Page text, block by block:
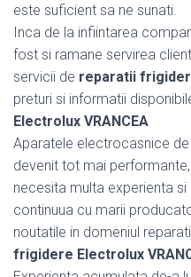
este suficient sa ne sunati.
Inca de la infiintarea
fost si ramane servirea
servicii de reparatii
preturi si informatii
Electrolux VRANCEA
Aparatele electrocasnice
devenit tot mai
necesita multa experienta
continuua cu marii
noutatile in domeniul
frigidere Electrolux